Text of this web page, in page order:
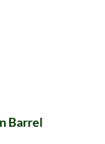
Barrel